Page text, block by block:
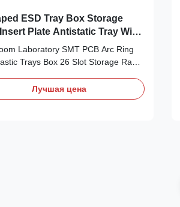
ESD Tray Box Storage
Plate Antistatic Tray With
Laboratory SMT PCB Arc Ring
Trays Box 26 Slot Storage Rack
is to fit inside a larger U-shaped
rack or box, dividing the main
Лучшая цена